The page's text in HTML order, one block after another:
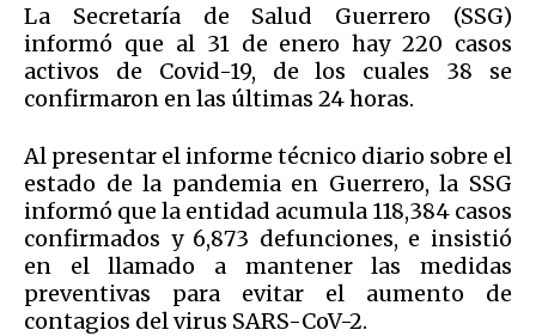
La Secretaría de Salud Guerrero (SSG)
informó que al 31 de enero hay 220 casos
activos de Covid-19, de los cuales 38 se
confirmaron en las últimas 24 horas.
Al presentar el informe técnico diario sobre el
estado de la pandemia en Guerrero, la SSG
informó que la entidad acumula 118,384 casos
confirmados y 6,873 defunciones, e insistió
en el llamado a mantener las medidas
preventivas para evitar el aumento de
contagios del virus SARS-CoV-2.